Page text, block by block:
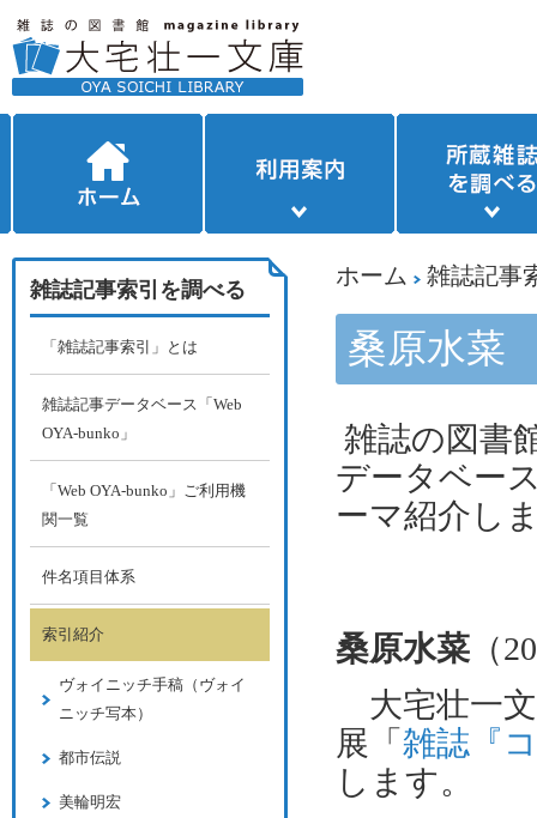
ホーム 雑誌記事
桑原水菜
雑誌の図書
データベー
ーマ紹介し
桑原水菜 （
大宅壮一
展「 雑誌『
します。
雑誌記事索引を調べる
「雑誌記事索引」とは
雑誌記事データベース「Web
OYA-bunko」
「Web OYA-bunko」ご利用機
関一覧
件名項目体系
索引紹介
ヴォイニッチ手稿（ヴォイ
ニッチ写本）
都市伝説
美輪明宏